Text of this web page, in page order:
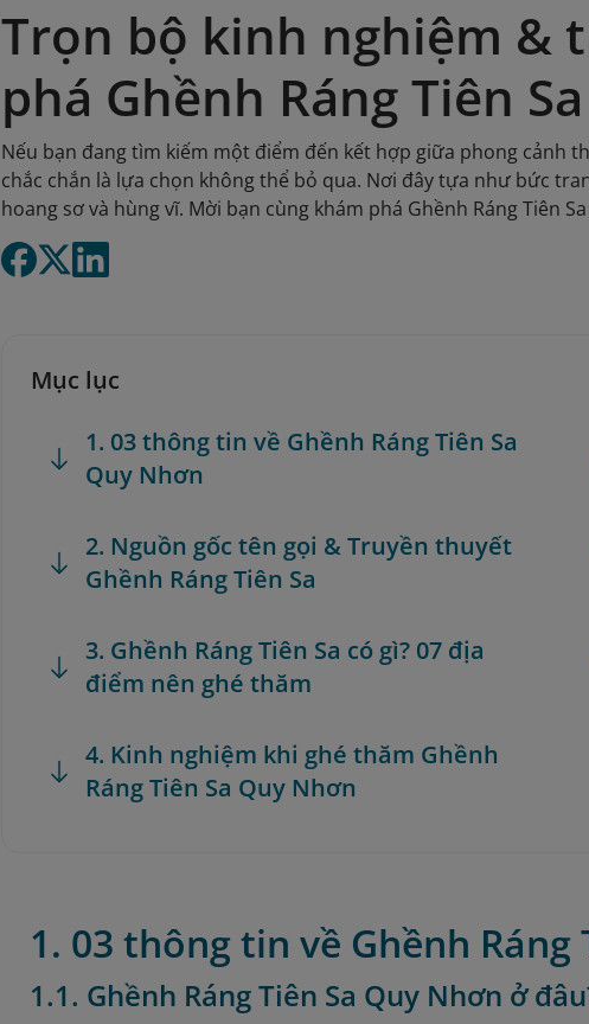
Trọn bộ kinh nghiệm &
phá Ghềnh Ráng Tiên Sa
Nếu bạn đang tìm kiếm một điểm đến kết hợp giữa phong cảnh
chắc chắn là lựa chọn không thể bỏ qua. Nơi đây tựa như bức
hoang sơ và hùng vĩ. Mời bạn cùng khám phá Ghềnh Ráng Tiên
Mục lục
1. 03 thông tin về Ghềnh Ráng Tiên Sa
Quy Nhơn
2. Nguồn gốc tên gọi & Truyền thuyết
Ghềnh Ráng Tiên Sa
3. Ghềnh Ráng Tiên Sa có gì? 07 địa
điểm nên ghé thăm
4. Kinh nghiệm khi ghé thăm Ghềnh
Ráng Tiên Sa Quy Nhơn
1. 03 thông tin về Ghềnh Ráng
1.1. Ghềnh Ráng Tiên Sa Quy Nhơn ở